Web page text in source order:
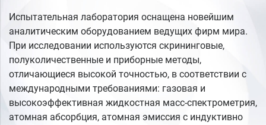
Испытательная лаборатория оснащена новейшим
аналитическим оборудованием ведущих фирм мира.
При исследовании используются скрининговые,
полуколичественные и приборные методы,
отличающиеся высокой точностью, в соответствии с
международными требованиями: газовая и
высокоэффективная жидкостная масс-спектрометрия,
атомная абсорбция, атомная эмиссия с индуктивно